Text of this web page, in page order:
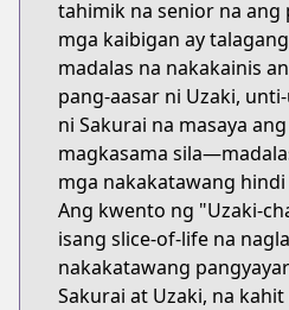
tahimik na senior na ang
mga kaibigan ay
madalas na nakakainis
pang-aasar ni Uzaki,
ni Sakurai na masaya
magkasama
mga nakakatawang
Ang kwento ng "Uzaki-
isang slice-of-life na
nakakatawang
Sakurai at Uzaki, na